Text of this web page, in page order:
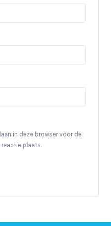
in deze browser voor de
reactie plaats.